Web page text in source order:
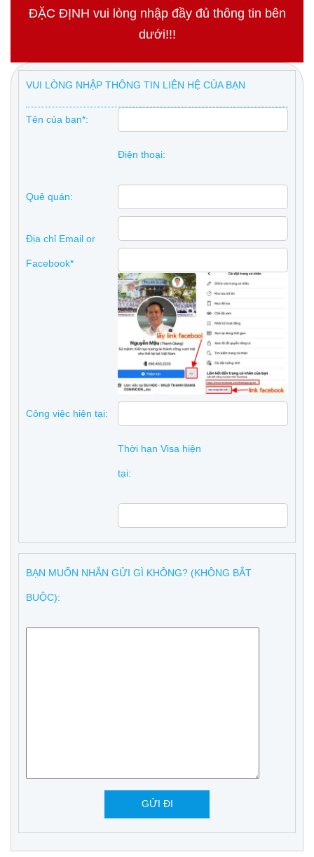
ĐẶC ĐỊNH vui lòng nhập đầy đủ thông tin bên
dưới!!!
VUI LÒNG NHẬP THÔNG TIN LIÊN HỆ CỦA BẠN
Tên của bạn*:
Điện thoại:
Quê quán:
Địa chỉ Email or
Facebook*
Công việc hiện tại:
Thời hạn Visa hiện
tại:
BẠN MUỐN NHẮN GỬI GÌ KHÔNG? (KHÔNG BẮT
BUỘC):